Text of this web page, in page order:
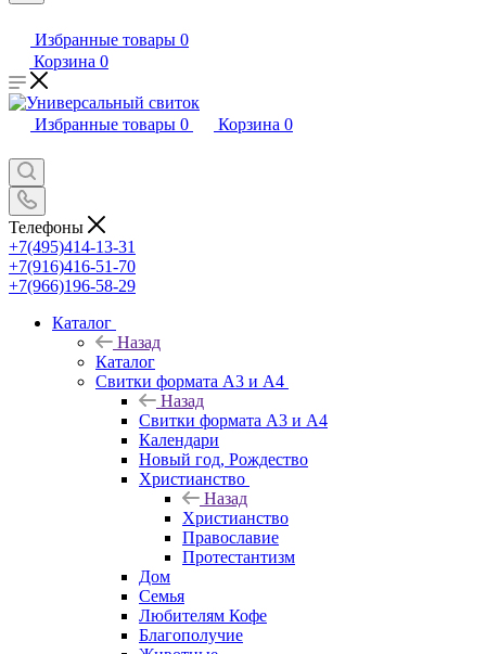
Избранные товары 0
Корзина 0
Избранные товары 0 Корзина 0
Телефоны
+7(495)414-13-31
+7(916)416-51-70
+7(966)196-58-29
Каталог
Назад
Каталог
Свитки формата А3 и А4
Назад
Свитки формата А3 и А4
Календари
Новый год, Рождество
Христианство
Назад
Христианство
Православие
Протестантизм
Дом
Семья
Любителям Кофе
Благополучие